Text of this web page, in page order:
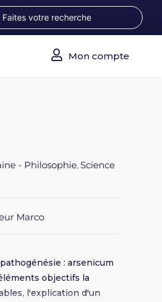
Mon compte
- Philosophie,Science
Marco
: arsenicum
objectifs la
l'explication d'un